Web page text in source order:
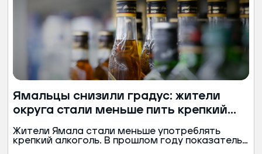
Ямальцы снизили градус: жители
округа стали меньше пить крепкий
алкоголь
Жители Ямала стали меньше употреблять
крепкий алкоголь. В прошлом году показатель